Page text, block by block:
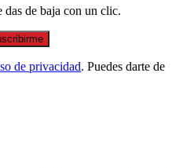
das de baja con un clic.
de privacidad. Puedes darte de